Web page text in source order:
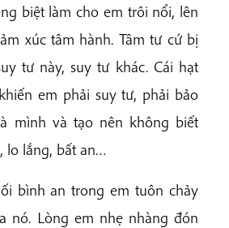
biệt làm cho em trôi nổi, lên
xúc tâm hành. Tâm tư cứ bị
tư này, suy tư khác. Cái hạt
em phải suy tư, phải bảo
mình và tạo nên không biết
lo lắng, bất an…
bình an trong em tuôn chảy
nó. Lòng em nhẹ nhàng đón